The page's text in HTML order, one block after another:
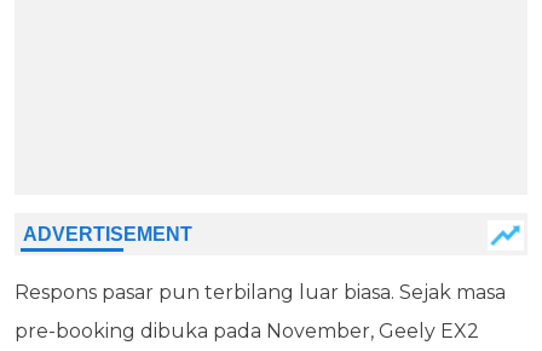
Respons pasar pun terbilang luar biasa. Sejak masa
pre-booking dibuka pada November, Geely EX2